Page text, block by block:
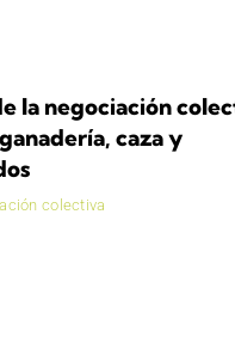
la negociación
caza y
colectiva